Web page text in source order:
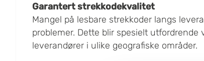
Garantert strekkodekvalitet
Mangel på lesbare strekkoder langs
problemer. Dette blir spesielt utfordrende
leverandører i ulike geografiske områder.